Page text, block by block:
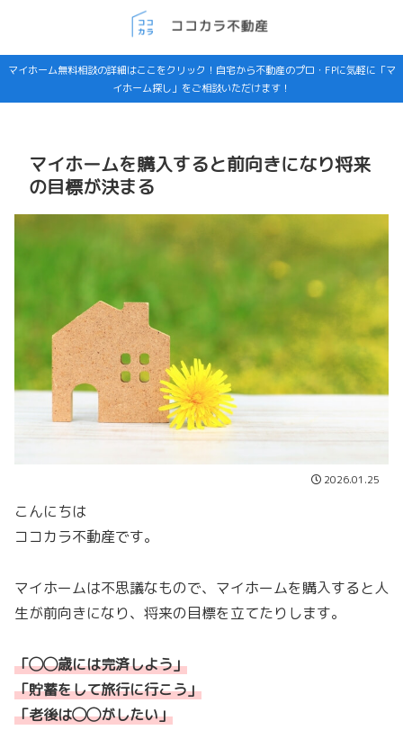
マイホーム無料相談の詳細はここをクリック！自宅から不動産のプロ・FPに気軽に「マ
イホーム探し」をご相談いただけます！
マイホームを購入すると前向きになり将来
の目標が決まる
2026.01.25
こんにちは
ココカラ不動産です。
マイホームは不思議なもので、マイホームを購入すると人
生が前向きになり、将来の目標を立てたりします。
「◯◯歳には完済しよう」
「貯蓄をして旅行に行こう」
「老後は◯◯がしたい」